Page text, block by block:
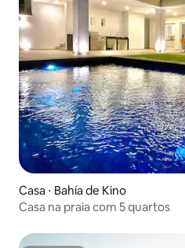
Casa ⋅ Bahía de Kino
Casa na praia com 5 quartos